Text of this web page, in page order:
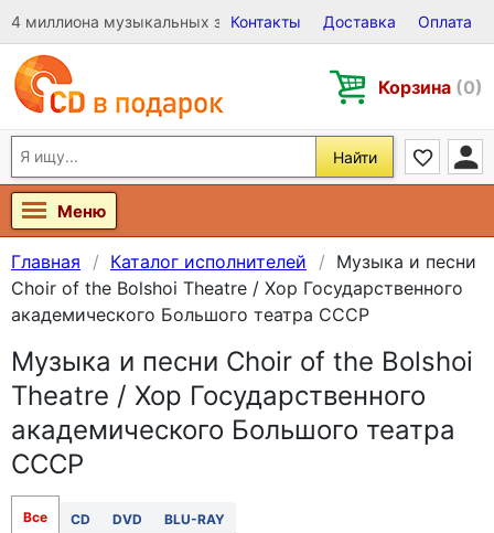
4 миллиона музыкальных записей на Виниле, CD и DVD
Контакты Доставка Оплата
Корзина (0)
Найти
Меню
Главная Каталог исполнителей
Музыка и песни
Choir of the Bolshoi Theatre / Хор Государственного
академического Большого театра СССР
Музыка и песни Choir of the Bolshoi
Theatre / Хор Государственного
академического Большого театра
СССР
Все CD DVD BLU-RAY